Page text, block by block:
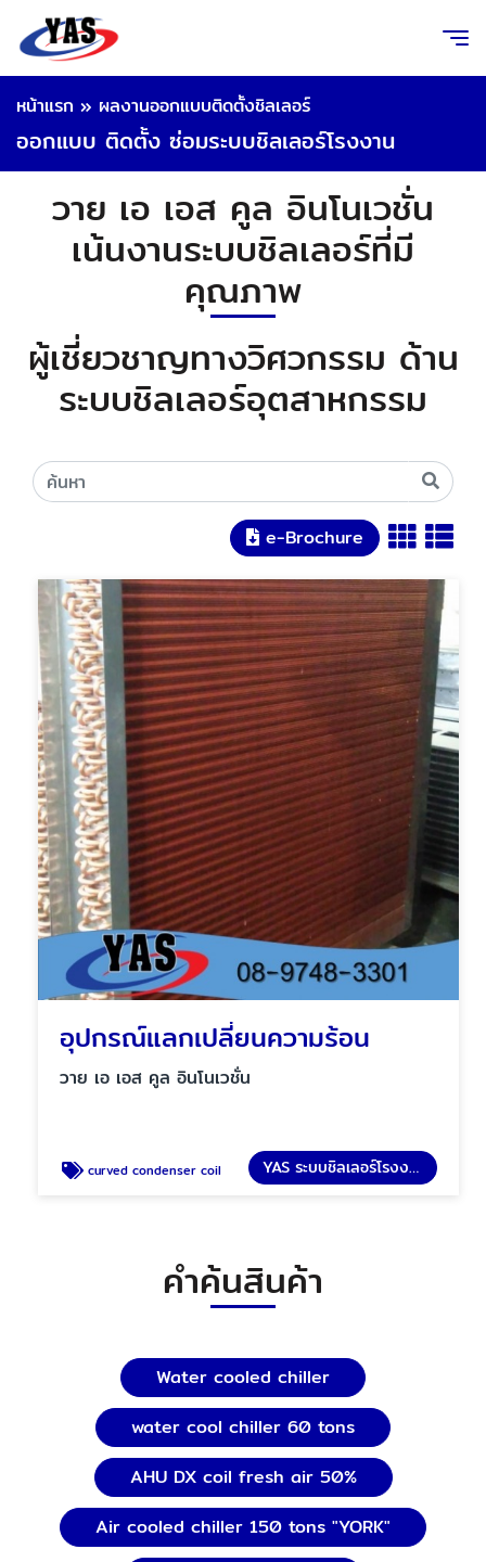
หน้าแรก » ผลงานออกแบบติดตั้งชิลเลอร์
ออกแบบ ติดตั้ง ซ่อมระบบชิลเลอร์โรงงาน
วาย เอ เอส คูล อินโนเวชั่น
เน้นงานระบบชิลเลอร์ที่มี
คุณภาพ
ผู้เชี่ยวชาญทางวิศวกรรม ด้าน
ระบบชิลเลอร์อุตสาหกรรม
e-Brochure
อุปกรณ์แลกเปลี่ยนความร้อน
วาย เอ เอส คูล อินโนเวชั่น
curved condenser coil YAS ระบบชิลเลอร์โรงงาน
คำค้นสินค้า
Water cooled chiller
water cool chiller 60 tons
AHU DX coil fresh air 50%
Air cooled chiller 150 tons "YORK"